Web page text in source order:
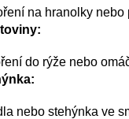
na hranolky
do rýže nebo
nebo stehýnka ve